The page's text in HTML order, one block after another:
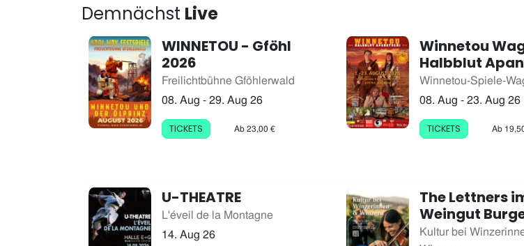
Demnächst Live
WINNETOU - Gföhl
2026
Freilichtbühne Gföhlerwald
08. Aug - 29. Aug 26
TICKETS Ab 23,00 €
Winnetou
Halbblut
Winnetou-Spiele-
08. Aug - 23. Aug 26
TICKETS Ab
U-THEATRE
L'éveil de la Montagne
14. Aug 26
The Lettners
Weingut
Kultur bei